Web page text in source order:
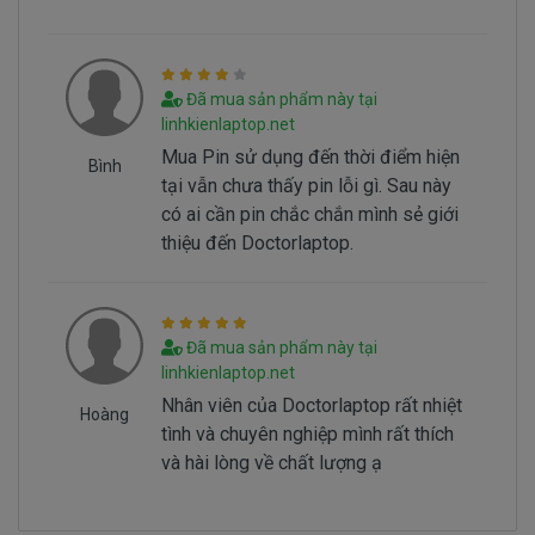
Batery Dell Latitude E6330 tai sao hư
Battery dell Latitude E6330 bị hư tại sao nó
hư, có 2 nguyên nhân sau đây.
- Pin có vòng đời của nó thông thường sau
1000 lần nạp xả thì pin dell sẻ giảm tuổi thọ pin
==> Pin sẻ bị hư
cách dẫn đến pin bị hư… Không đúng cách là như
thế nào.
Sử Dung Pin Như Thế Nào Mới Đúng ===> Click
Bình
Đã mua sản phẩm này tại
linhkienlaptop.net
Mua Pin sử dụng đến thời điểm hiện
tại vẫn chưa thấy pin lỗi gì. Sau này
có ai cần pin chắc chắn mình sẻ giới
thiệu đến Doctorlaptop.
Hoàng
Đã mua sản phẩm này tại
linhkienlaptop.net
Nhân viên của Doctorlaptop rất nhiệt
tình và chuyên nghiệp mình rất thích
và hài lòng về chất lượng ạ